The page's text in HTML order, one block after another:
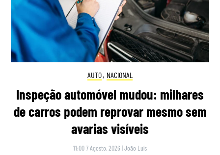
AUTO, NACIONAL
Inspeção automóvel mudou: milhares
de carros podem reprovar mesmo sem
avarias visíveis
11:00 7 Agosto, 2026 |João Luís